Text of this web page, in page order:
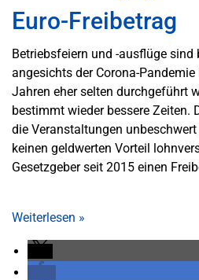
Euro-Freibetrag
Betriebsfeiern und -ausflüge sind
angesichts der Corona-
Jahren eher selten durchgeführt
bestimmt wieder bessere Zeiten.
die Veranstaltungen
keinen geldwerten Vorteil
Gesetzgeber seit 2015 einen
Weiterlesen »